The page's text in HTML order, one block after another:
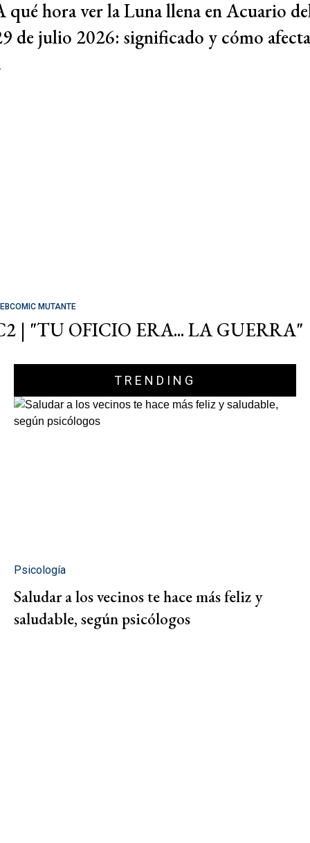
qué hora ver la Luna llena en Acuario
de julio 2026: significado y cómo afecta
MUTANTE
| "TU OFICIO ERA... LA GUERRA"
TRENDING
Psicología
Saludar a los vecinos te hace más feliz y
saludable, según psicólogos